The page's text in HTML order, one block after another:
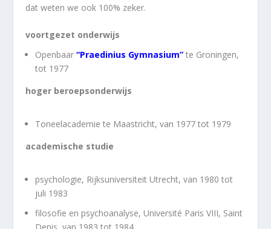
dat weten we ook 100% zeker.
voortgezet onderwijs
Openbaar“Praedinius Gymnasium” te Groningen,
tot 1977
hoger beroepsonderwijs
Toneelacademie te Maastricht, van 1977 tot 1979
academische studie
psychologie, Rijksuniversiteit Utrecht, van 1980 tot
juli 1983
filosofie en psychoanalyse, Université Paris VIII, Saint